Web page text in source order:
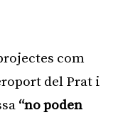
com
del Prat i
“no poden